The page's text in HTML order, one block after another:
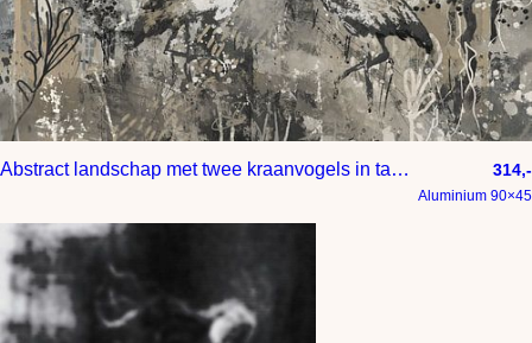
Abstract landschap met twee kraanvogels in taupe greige warmgrijs en beige tinten 314,-
Aluminium 90×45